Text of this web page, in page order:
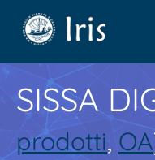
SISSA
prodotti, OA